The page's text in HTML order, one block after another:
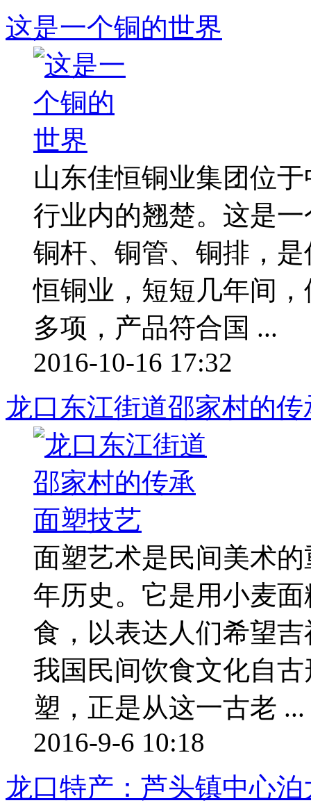
这是一个铜的世界
山东佳恒铜业集团位
行业内的翘楚。这是
铜杆、铜管、铜排，
恒铜业，短短几年间
多项，产品符合国 ...
2016-10-16 17:32
龙口东江街道邵家村的
面塑艺术是民间美术
年历史。它是用小麦
食，以表达人们希望
我国民间饮食文化自
塑，正是从这一古老 ...
2016-9-6 10:18
龙口特产：芦头镇中心泊